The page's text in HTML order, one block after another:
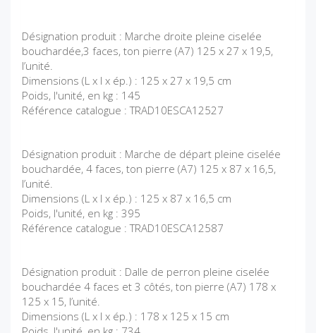
Désignation produit : Marche droite pleine ciselée
bouchardée,3 faces, ton pierre (A7) 125 x 27 x 19,5,
l’unité.
Dimensions (L x l x ép.) : 125 x 27 x 19,5 cm
Poids, l'unité, en kg : 145
Référence catalogue : TRAD10ESCA12527
Désignation produit : Marche de départ pleine ciselée
bouchardée, 4 faces, ton pierre (A7) 125 x 87 x 16,5,
l’unité.
Dimensions (L x l x ép.) : 125 x 87 x 16,5 cm
Poids, l'unité, en kg : 395
Référence catalogue : TRAD10ESCA12587
Désignation produit : Dalle de perron pleine ciselée
bouchardée 4 faces et 3 côtés, ton pierre (A7) 178 x
125 x 15, l’unité.
Dimensions (L x l x ép.) : 178 x 125 x 15 cm